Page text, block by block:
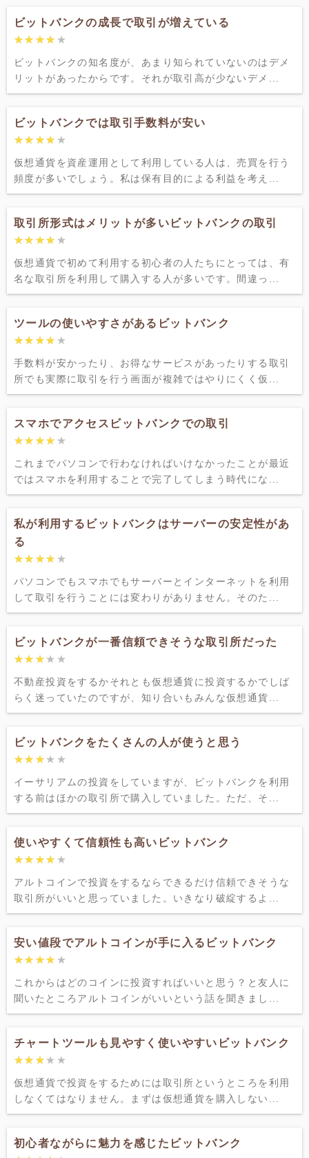
ビットバンクの成長で取引が増えている
★★★★★
★★★★★
ビットバンクの知名度が、あまり知られていないのはデメ
リットがあったからです。それが取引高が少ないデメ...
ビットバンクでは取引手数料が安い
★★★★★
★★★★★
仮想通貨を資産運用として利用している人は、売買を行う
頻度が多いでしょう。私は保有目的による利益を考え...
取引所形式はメリットが多いビットバンクの取引
★★★★★
★★★★★
仮想通貨で初めて利用する初心者の人たちにとっては、有
名な取引所を利用して購入する人が多いです。間違っ...
ツールの使いやすさがあるビットバンク
★★★★★
★★★★★
手数料が安かったり、お得なサービスがあったりする取引
所でも実際に取引を行う画面が複雑ではやりにくく仮...
スマホでアクセスビットバンクでの取引
★★★★★
★★★★★
これまでパソコンで行わなければいけなかったことが最近
ではスマホを利用することで完了してしまう時代にな...
私が利用するビットバンクはサーバーの安定性があ
る
★★★★★
★★★★★
パソコンでもスマホでもサーバーとインターネットを利用
して取引を行うことには変わりがありません。そのた...
ビットバンクが一番信頼できそうな取引所だった
★★★★★
★★★★★
不動産投資をするかそれとも仮想通貨に投資するかでしば
らく迷っていたのですが、知り合いもみんな仮想通貨...
ビットバンクをたくさんの人が使うと思う
★★★★★
★★★★★
イーサリアムの投資をしていますが、ビットバンクを利用
する前はほかの取引所で購入していました。ただ、そ...
使いやすくて信頼性も高いビットバンク
★★★★★
★★★★★
アルトコインで投資をするならできるだけ信頼できそうな
取引所がいいと思っていました。いきなり破綻するよ...
安い値段でアルトコインが手に入るビットバンク
★★★★★
★★★★★
これからはどのコインに投資すればいいと思う？と友人に
聞いたところアルトコインがいいという話を聞きまし...
チャートツールも見やすく使いやすいビットバンク
★★★★★
★★★★★
仮想通貨で投資をするためには取引所というところを利用
しなくてはなりません。まずは仮想通貨を購入しない...
初心者ながらに魅力を感じたビットバンク